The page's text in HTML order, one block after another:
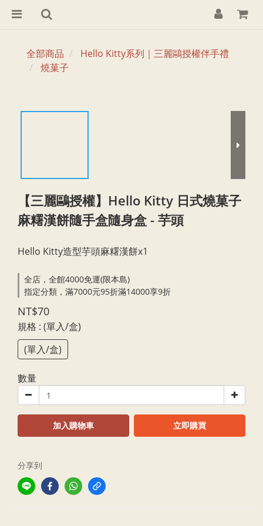
全部商品
Hello Kitty系列｜三麗鷗授權伴手禮
燒菓子
【三麗鷗授權】Hello Kitty 日式燒菓子
麻糬漢餅隨手盒隨身盒 - 芋頭
Hello Kitty造型芋頭麻糬漢餅x1
全店，全館4000免運(限本島)
指定分類，滿7000元95折滿14000享9折
NT$70
規格 : (單入/盒)
(單入/盒)
數量
加入購物車 立即購買
分享到